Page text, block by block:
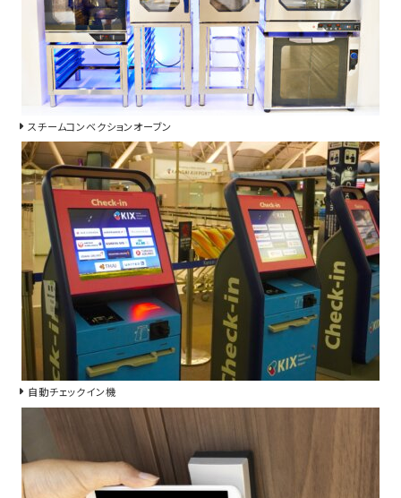
スチームコンベクションオーブン
自動チェックイン機